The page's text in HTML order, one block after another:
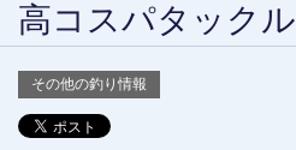
高コスパタックル
その他の釣り情報